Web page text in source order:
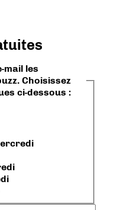
mail les
Choisissez
ci-dessous :